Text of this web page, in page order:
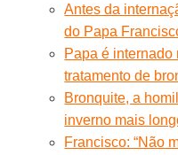
Antes da
do Papa
Papa é
tratamento de
Bronquite, a
inverno mais
Francisco: “Não